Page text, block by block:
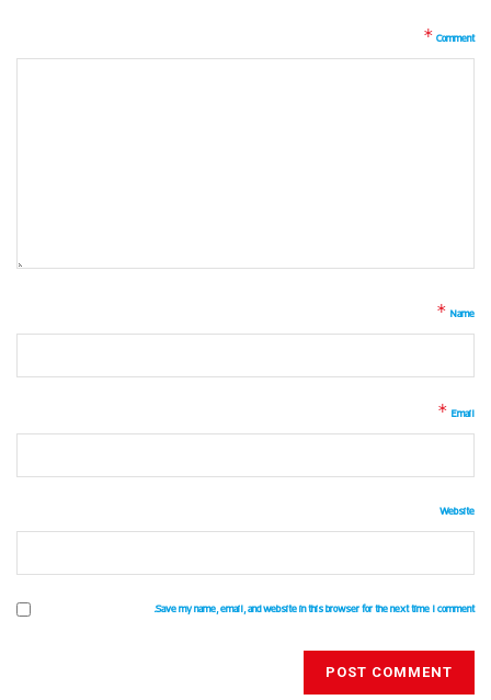
Comment
*
Name
*
Email
*
Website
Save my name, email, and website in this browser for the next time I comment.